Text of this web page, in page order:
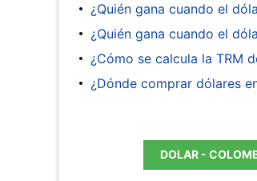
¿Quién gana cuando el
¿Quién gana cuando el
¿Cómo se calcula la TRM
¿Dónde comprar dólares
DOLAR -